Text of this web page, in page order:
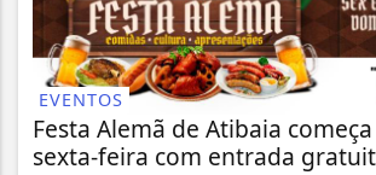
EVENTOS
Festa Alemã de Atibaia
sexta-feira com entrada